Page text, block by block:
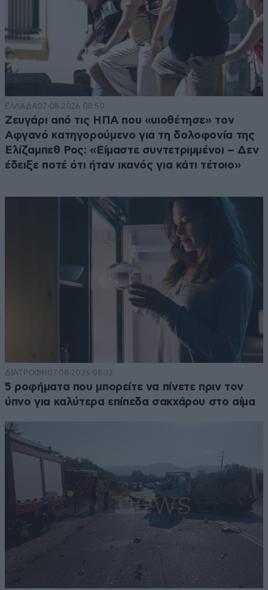
ΕΛΛΑΔΑ07·08·2026 08:50
Ζευγάρι από τις ΗΠΑ που «υιοθέτησε» τον
Αφγανό κατηγορούμενο για τη δολοφονία της
Ελίζαμπεθ Ρος: «Είμαστε συντετριμμένοι – Δεν
έδειξε ποτέ ότι ήταν ικανός για κάτι τέτοιο»
ΔΙΑΤΡΟΦΗ 07·08·2026 08:32
5 ροφήματα που μπορείτε να πίνετε πριν τον
ύπνο για καλύτερα επίπεδα σακχάρου στο αίμα